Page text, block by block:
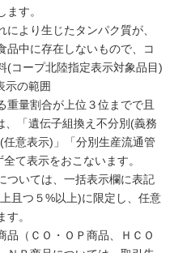
す。
より生じたタンパク質が、
品中に存在しないもので、コ
(コープ北陸指定表示対象品目)
示の範囲
量割合が上位３位までで且
、「遺伝子組換え不分別(義務
意表示)」「分別生産流通管
て表示をおこないます。
いては、一括表示欄に表記
且つ５%以上)に限定し、任意
。
（ＣＯ・ＯＰ商品、ＨＣＯ